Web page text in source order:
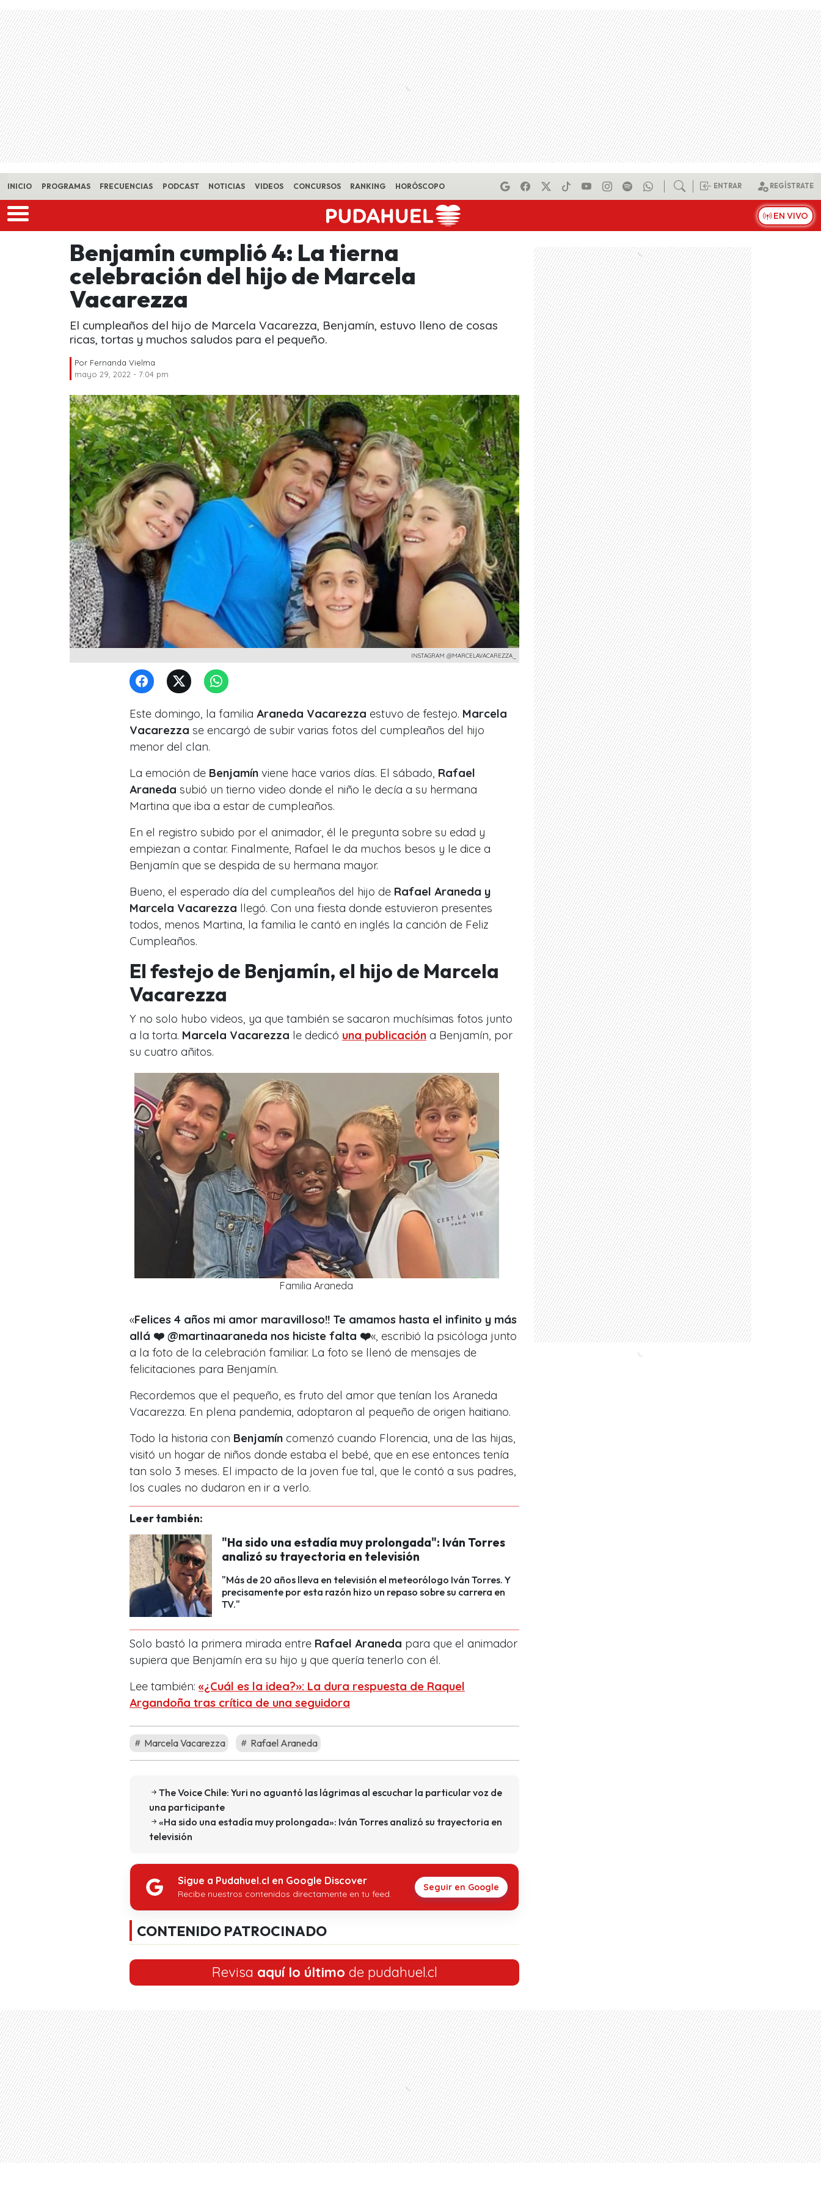
Skip to main content
INICIO PROGRAMAS FRECUENCIAS PODCAST NOTICIAS VIDEOS CONCURSOS RANKING HORÓSCOPO ENTRAR REGÍSTRATE
EN VIVO
Benjamín cumplió 4: La tierna
celebración del hijo de Marcela
Vacarezza
El cumpleaños del hijo de Marcela Vacarezza, Benjamín, estuvo lleno de cosas
ricas, tortas y muchos saludos para el pequeño.
Por Fernanda Vielma
mayo 29, 2022 - 7:04 pm
INSTAGRAM @MARCELAVACAREZZA_
Este domingo, la familia Araneda Vacarezza estuvo de festejo. Marcela
Vacarezza se encargó de subir varias fotos del cumpleaños del hijo
menor del clan.
La emoción de Benjamín viene hace varios días. El sábado, Rafael
Araneda subió un tierno video donde el niño le decía a su hermana
Martina que iba a estar de cumpleaños.
En el registro subido por el animador, él le pregunta sobre su edad y
empiezan a contar. Finalmente, Rafael le da muchos besos y le dice a
Benjamín que se despida de su hermana mayor.
Bueno, el esperado día del cumpleaños del hijo de Rafael Araneda y
Marcela Vacarezza llegó. Con una fiesta donde estuvieron presentes
todos, menos Martina, la familia le cantó en inglés la canción de Feliz
Cumpleaños.
El festejo de Benjamín, el hijo de Marcela
Vacarezza
Y no solo hubo videos, ya que también se sacaron muchísimas fotos junto
a la torta. Marcela Vacarezza le dedicó una publicación a Benjamín, por
su cuatro añitos.
Familia Araneda
«Felices 4 años mi amor maravilloso!! Te amamos hasta el infinito y más
allá ❤️ @martinaaraneda nos hiciste falta ❤️«, escribió la psicóloga junto
a la foto de la celebración familiar. La foto se llenó de mensajes de
felicitaciones para Benjamín.
Recordemos que el pequeño, es fruto del amor que tenían los Araneda
Vacarezza. En plena pandemia, adoptaron al pequeño de origen haitiano.
Todo la historia con Benjamín comenzó cuando Florencia, una de las hijas,
visitó un hogar de niños donde estaba el bebé, que en ese entonces tenía
tan solo 3 meses. El impacto de la joven fue tal, que le contó a sus padres,
los cuales no dudaron en ir a verlo.
Leer también:
"Ha sido una estadía muy prolongada": Iván Torres
analizó su trayectoria en televisión
"Más de 20 años lleva en televisión el meteorólogo Iván Torres. Y
precisamente por esta razón hizo un repaso sobre su carrera en
TV."
Solo bastó la primera mirada entre Rafael Araneda para que el animador
supiera que Benjamín era su hijo y que quería tenerlo con él.
Lee también: «¿Cuál es la idea?»: La dura respuesta de Raquel
Argandoña tras crítica de una seguidora
Marcela Vacarezza Rafael Araneda
The Voice Chile: Yuri no aguantó las lágrimas al escuchar la particular voz de
una participante
«Ha sido una estadía muy prolongada»: Iván Torres analizó su trayectoria en
televisión
Sigue a Pudahuel.cl en Google Discover
Recibe nuestros contenidos directamente en tu feed.
Seguir en Google
CONTENIDO PATROCINADO
Revisa aquí lo último de pudahuel.cl